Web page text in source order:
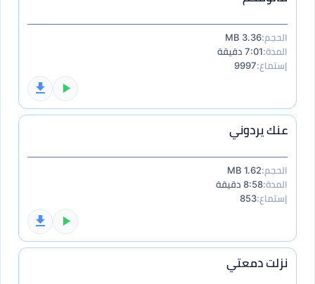
الحجم:3.36 MB
المدة:7:01 دقيقة
إستماع:9997
عنك يردوني
الحجم:1.62 MB
المدة:8:58 دقيقة
إستماع:853
نزلت دمعتي